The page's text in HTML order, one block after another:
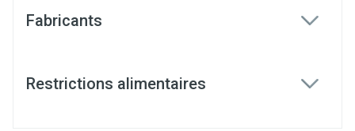
Fabricants
Restrictions alimentaires